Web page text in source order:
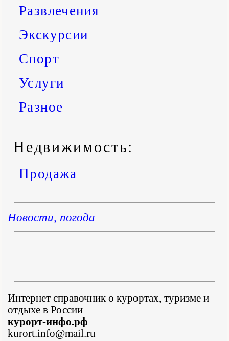
Развлечения
Экскурсии
Спорт
Услуги
Разное
Недвижимость:
Продажа
Новости, погода
Интернет справочник о курортах, туризме и
отдыхе в России
курорт-инфо.рф
kurort.info@mail.ru